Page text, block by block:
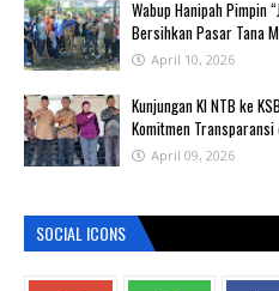
Wabup Hanipah Pimpin
Bersihkan Pasar Tana
April 10, 2026
Kunjungan KI NTB ke
Komitmen
April 09, 2026
SOCIAL ICONS